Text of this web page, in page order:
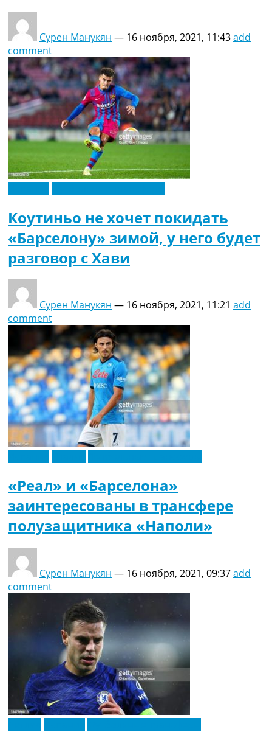
Сурен Манукян — 16 ноября, 2021, 11:43add
comment
Коутиньо не хочет покидать
«Барселону» зимой, у него будет
разговор с Хави
Сурен Манукян — 16 ноября, 2021, 11:21 add
comment
«Реал» и «Барселона»
заинтересованы в трансфере
полузащитника «Наполи»
Сурен Манукян — 16 ноября, 2021, 09:37add
comment